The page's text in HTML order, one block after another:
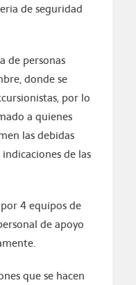
de seguridad
de personas
donde se
por lo
a quienes
las debidas
de las
4 equipos de
de apoyo
que se hacen